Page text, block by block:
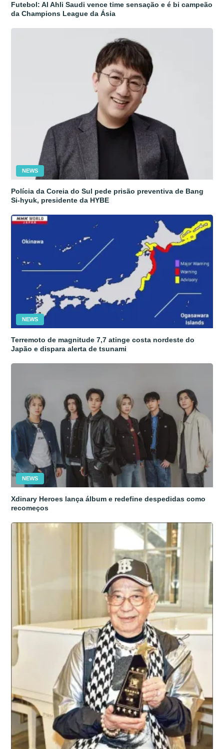
Futebol: Al Ahli Saudi vence time sensação e é bi campeão
da Champions League da Ásia
NEWS
Polícia da Coreia do Sul pede prisão preventiva de Bang
Si-hyuk, presidente da HYBE
NEWS
Terremoto de magnitude 7,7 atinge costa nordeste do
Japão e dispara alerta de tsunami
NEWS
Xdinary Heroes lança álbum e redefine despedidas como
recomeços